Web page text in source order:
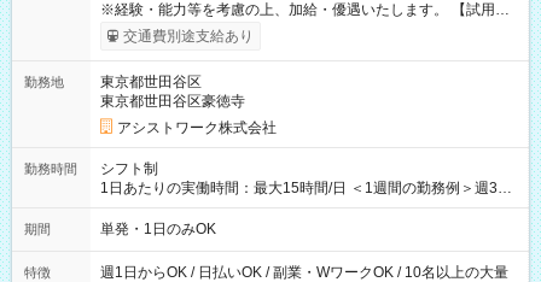
※経験・能力等を考慮の上、加給・優遇いたします。 【試用期
間】試用期間なし
交通費別途支給あり
勤務地
東京都世田谷区
東京都世田谷区豪徳寺
アシストワーク株式会社
勤務時間
シフト制
1日あたりの実働時間：最大15時間/日 ＜1週間の勤務例＞週3回
勤務 勤務：月・水・金 休み：火・木・土・日 好きな時にお仕事
可能です！ ※1日あたりの最大実働時間は日勤、夜勤共に勤務し
期間 単発・1日のみOK
特徴
週1日からOK / 日払いOK / 副業・WワークOK / 10名以上の大量